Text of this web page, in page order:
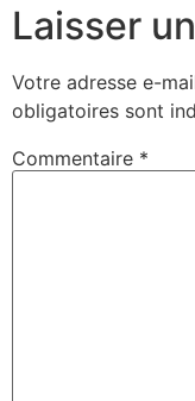
Laisser
Votre adresse e-
obligatoires sont
Commentaire *